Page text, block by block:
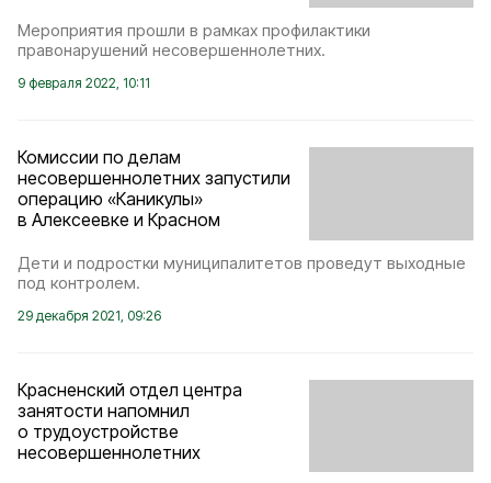
Мероприятия прошли в рамках профилактики
правонарушений несовершеннолетних.
9 февраля 2022, 10:11
Комиссии по делам
несовершеннолетних запустили
операцию «Каникулы»
в Алексеевке и Красном
Дети и подростки муниципалитетов проведут выходные
под контролем.
29 декабря 2021, 09:26
Красненский отдел центра
занятости напомнил
о трудоустройстве
несовершеннолетних